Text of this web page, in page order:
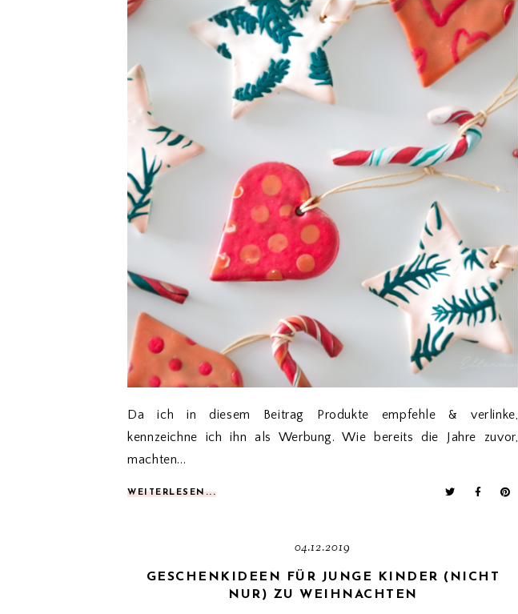
Da ich in diesem Beitrag Produkte empfehle & verlinke,
kennzeichne ich ihn als Werbung. Wie bereits die Jahre zuvor,
machten...
WEITERLESEN...
04.12.2019
GESCHENKIDEEN FÜR JUNGE KINDER (NICHT
NUR) ZU WEIHNACHTEN